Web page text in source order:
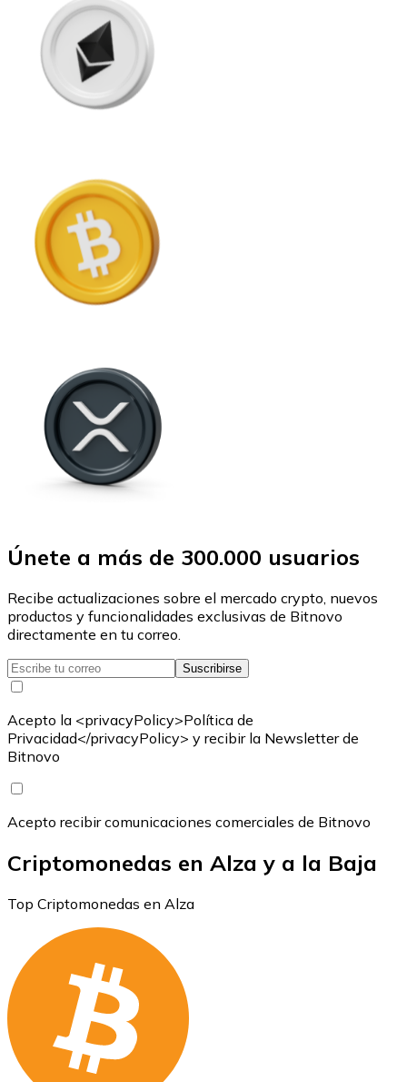
Únete a más de 300.000 usuarios
Recibe actualizaciones sobre el mercado crypto, nuevos
productos y funcionalidades exclusivas de Bitnovo
directamente en tu correo.
Suscribirse
Acepto la <privacyPolicy>Política de
Privacidad</privacyPolicy> y recibir la Newsletter de
Bitnovo
Acepto recibir comunicaciones comerciales de Bitnovo
Criptomonedas en Alza y a la Baja
Top Criptomonedas en Alza